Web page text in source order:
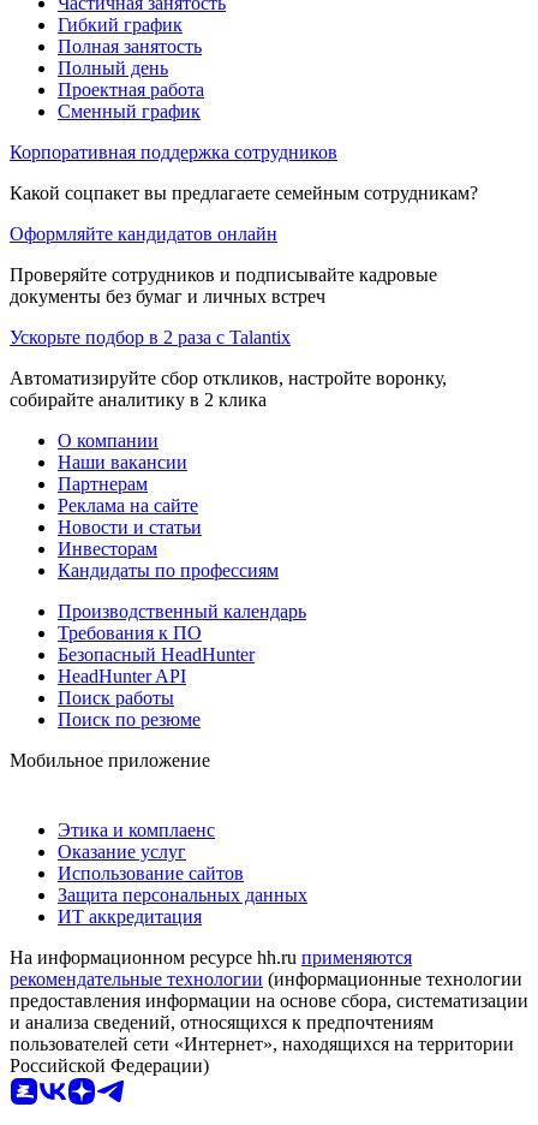
Гибкий график
Полная занятость
Полный день
Проектная работа
Сменный график
Корпоративная поддержка сотрудников
Какой соцпакет вы предлагаете семейным сотрудникам?
Оформляйте кандидатов онлайн
Проверяйте сотрудников и подписывайте кадровые
документы без бумаг и личных встреч
Ускорьте подбор в 2 раза с Talantix
Автоматизируйте сбор откликов, настройте воронку,
собирайте аналитику в 2 клика
О компании
Наши вакансии
Партнерам
Реклама на сайте
Новости и статьи
Инвесторам
Кандидаты по профессиям
Производственный календарь
Требования к ПО
Безопасный HeadHunter
HeadHunter API
Поиск работы
Поиск по резюме
Мобильное приложение
Этика и комплаенс
Оказание услуг
Использование сайтов
Защита персональных данных
ИТ аккредитация
На информационном ресурсе hh.ru применяются
рекомендательные технологии (информационные технологии
предоставления информации на основе сбора, систематизации
и анализа сведений, относящихся к предпочтениям
пользователей сети «Интернет», находящихся на территории
Российской Федерации)